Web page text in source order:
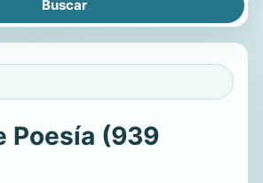
Poesía (939